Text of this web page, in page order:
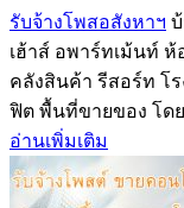
รับจ้างโพสอสังหาฯ
เฮ้าส์ อพาร์ทเม้นท์ ห้
คลังสินค้า รีสอร์ท โ
ฟิต พื้นที่ขายของ โดย
อ่านเพิ่มเติม